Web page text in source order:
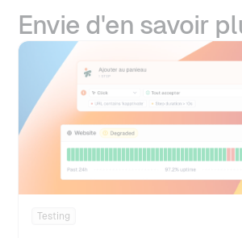
Envie d'en savoir
Testing